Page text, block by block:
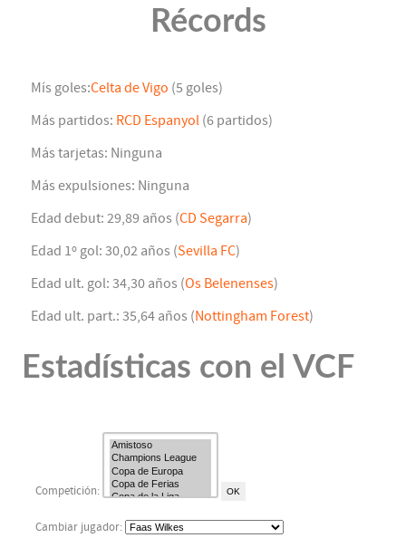
Récords
Mís goles:Celta de Vigo (5 goles)
Más partidos: RCD Espanyol (6 partidos)
Más tarjetas: Ninguna
Más expulsiones: Ninguna
Edad debut: 29,89 años (CD Segarra)
Edad 1º gol: 30,02 años (Sevilla FC)
Edad ult. gol: 34,30 años (Os Belenenses)
Edad ult. part.: 35,64 años (Nottingham Forest)
Estadísticas con el VCF
Competición:
Cambiar jugador: